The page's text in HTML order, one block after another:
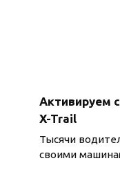
Активируем
X-Trail
Тысячи
своими